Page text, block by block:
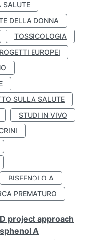
SALUTE
DELLA DONNA
TOSSICOLOGIA
EUROPEI
SULLA SALUTE
STUDI IN VIVO
BISFENOLO A
PREMATURO
project approach
A